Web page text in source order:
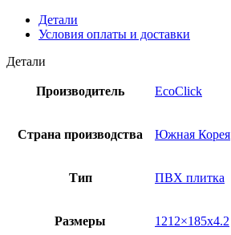
Детали
Условия оплаты и доставки
Детали
Производитель EcoClick
Страна производства Южная Корея
Тип ПВХ плитка
Размеры 1212×185х4.2